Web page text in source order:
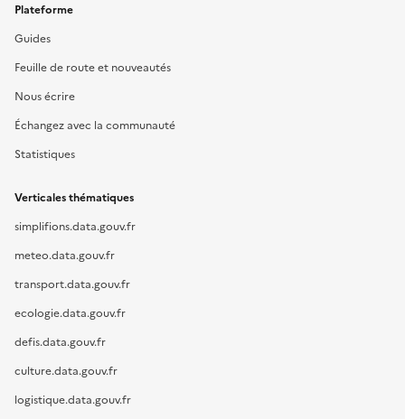
Plateforme
Guides
Feuille de route et nouveautés
Nous écrire
Échangez avec la communauté
Statistiques
Verticales thématiques
simplifions.data.gouv.fr
meteo.data.gouv.fr
transport.data.gouv.fr
ecologie.data.gouv.fr
defis.data.gouv.fr
culture.data.gouv.fr
logistique.data.gouv.fr